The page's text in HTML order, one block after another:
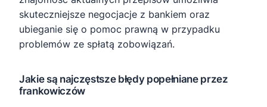
skuteczniejsze negocjacje z bankiem oraz
ubieganie się o pomoc prawną w przypadku
problemów ze spłatą zobowiązań.
Jakie są najczęstsze błędy popełniane przez
frankowiczów